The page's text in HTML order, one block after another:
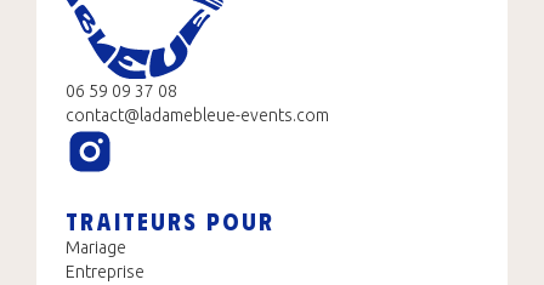
06 59 09 37 08
contact@ladamebleue-events.com
TRAITEURS POUR
Mariage
Entreprise